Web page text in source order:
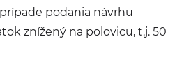
prípade podania návrhu
znížený na polovicu, t.j. 50